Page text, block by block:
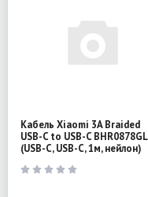
Кабель Xiaomi 3A Braided
USB-C to USB-C BHR0878GL
(USB-C, USB-C, 1м, нейлон)